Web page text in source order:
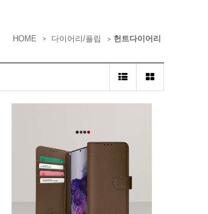
HOME 다이어리/플립 헌트다이어리